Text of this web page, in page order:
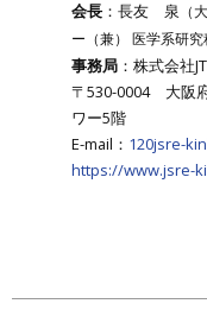
会長 ：長友 泉 （
ー（兼） 医学系研
事務局 ：株式会社
〒530-0004 大阪
ワー5階
E-mail： 120jsre-
https://www.jsre-